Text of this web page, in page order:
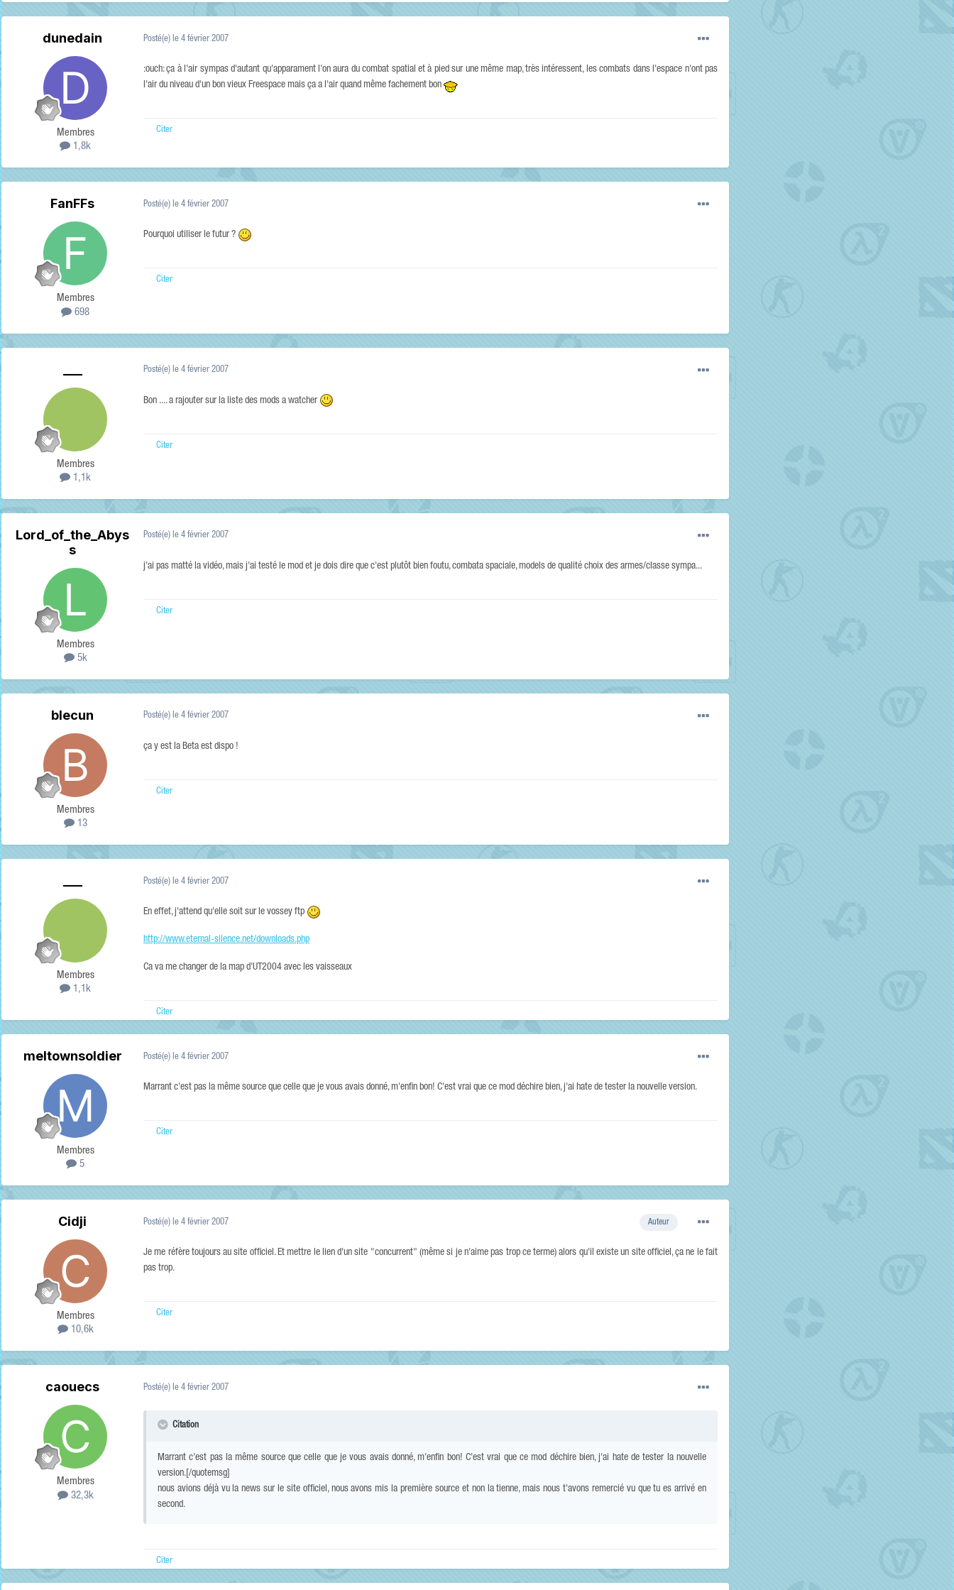
dunedain
Membres
1,8k
Posté(e) le 4 février 2007
:ouch: ça à l'air sympas d'autant qu'apparament l'on aura du combat spatial et à pied sur une même map, très intéressent, les combats dans l'espace n'ont pas
l'air du niveau d'un bon vieux Freespace mais ça a l'air quand même fachement bon
Citer
FanFFs
Membres
698
Posté(e) le 4 février 2007
Pourquoi utiliser le futur ?
Citer
Membres
1,1k
Posté(e) le 4 février 2007
Bon .... a rajouter sur la liste des mods a watcher
Citer
Lord_of_the_Abys
s
Membres
5k
Posté(e) le 4 février 2007
j'ai pas matté la vidéo, mais j'ai testé le mod et je dois dire que c'est plutôt bien foutu, combata spaciale, models de qualité choix des armes/classe sympa...
Citer
blecun
Membres
13
Posté(e) le 4 février 2007
ça y est la Beta est dispo !
Citer
Membres
1,1k
Posté(e) le 4 février 2007
En effet, j'attend qu'elle soit sur le vossey ftp
http://www.eternal-silence.net/downloads.php
Ca va me changer de la map d'UT2004 avec les vaisseaux
Citer
meltownsoldier
Membres
5
Posté(e) le 4 février 2007
Marrant c'est pas la même source que celle que je vous avais donné, m'enfin bon! C'est vrai que ce mod déchire bien, j'ai hate de tester la nouvelle version.
Citer
Cidji
Membres
10,6k
Auteur
Posté(e) le 4 février 2007
Je me réfère toujours au site officiel. Et mettre le lien d'un site "concurrent" (même si je n'aime pas trop ce terme) alors qu'il existe un site officiel, ça ne le fait
pas trop.
Citer
caouecs
Membres
32,3k
Posté(e) le 4 février 2007
Citation
Marrant c'est pas la même source que celle que je vous avais donné, m'enfin bon! C'est vrai que ce mod déchire bien, j'ai hate de tester la nouvelle
version.[/quotemsg]
nous avions déjà vu la news sur le site officiel, nous avons mis la première source et non la tienne, mais nous t'avons remercié vu que tu es arrivé en
second.
Citer